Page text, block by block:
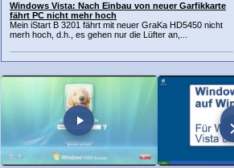
Windows Vista: Nach Einbau von neuer Garfikkarte
fährt PC nicht mehr hoch
Mein iStart B 3201 fährt mit neuer GraKa HD5450 nicht
merh hoch, d.h., es gehen nur die Lüfter an,...